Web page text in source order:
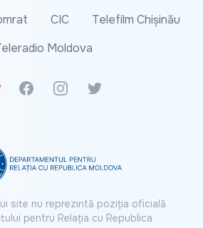
CIC
Telefilm Chișinău
Moldova
News
FacebookInstagramTwitter
site nu reprezintă poziția oficială
pentru Relația cu Republica